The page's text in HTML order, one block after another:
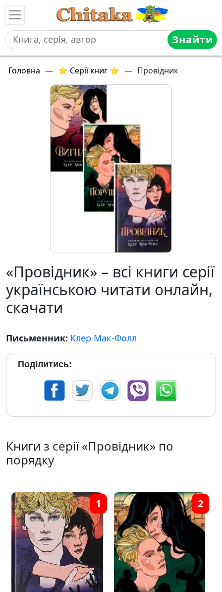
Знайти
Головна — ⭐ Серії книг ⭐ — Провідник
«Провідник» – всі книги серії
українською читати онлайн,
скачати
Письменник: Клер Мак-Фолл
Поділитись:
Книги з серії «Провідник» по
порядку
1 2